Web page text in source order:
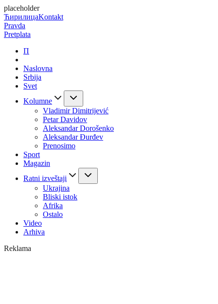
placeholder
ЋирилицаKontakt
Pravda
Pretplata
П
Naslovna
Srbija
Svet
Kolumne
Vladimir Dimitrijević
Petar Davidov
Aleksandar Dorošenko
Aleksandar Đurđev
Prenosimo
Sport
Magazin
Ratni izveštaji
Ukrajina
Bliski istok
Afrika
Ostalo
Video
Arhiva
Reklama